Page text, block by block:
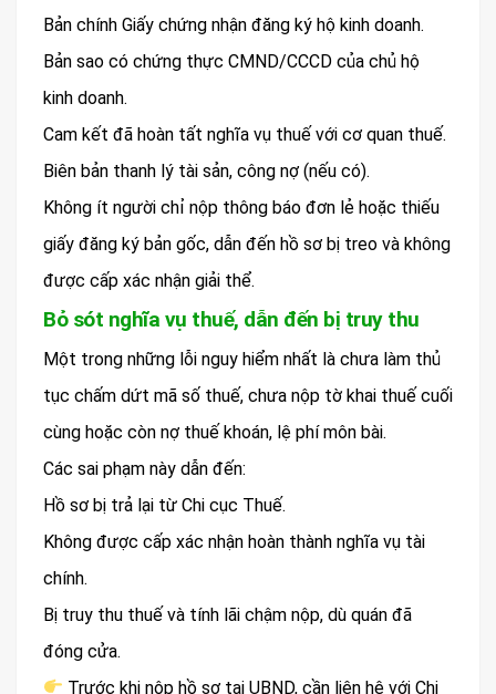
Bản chính Giấy chứng nhận đăng ký hộ kinh doanh.
Bản sao có chứng thực CMND/CCCD của chủ hộ
kinh doanh.
Cam kết đã hoàn tất nghĩa vụ thuế với cơ quan thuế.
Biên bản thanh lý tài sản, công nợ (nếu có).
Không ít người chỉ nộp thông báo đơn lẻ hoặc thiếu
giấy đăng ký bản gốc, dẫn đến hồ sơ bị treo và không
được cấp xác nhận giải thể.
Bỏ sót nghĩa vụ thuế, dẫn đến bị truy thu
Một trong những lỗi nguy hiểm nhất là chưa làm thủ
tục chấm dứt mã số thuế, chưa nộp tờ khai thuế cuối
cùng hoặc còn nợ thuế khoán, lệ phí môn bài.
Các sai phạm này dẫn đến:
Hồ sơ bị trả lại từ Chi cục Thuế.
Không được cấp xác nhận hoàn thành nghĩa vụ tài
chính.
Bị truy thu thuế và tính lãi chậm nộp, dù quán đã
đóng cửa.
Trước khi nộp hồ sơ tại UBND, cần liên hệ với Chi